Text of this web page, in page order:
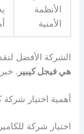
الأنظمة
الأمنية
الشركة الأفضل
هي فيجل كيبير .
أهمية اختيار شركة
اختيار شركة